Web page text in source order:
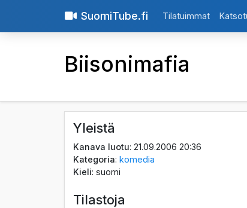
SuomiTube.fi Tilatuimmat
Biisonimafia
Yleistä
Kanava luotu: 21.09.2006 20:36
Kategoria:komedia
Kieli: suomi
Tilastoja